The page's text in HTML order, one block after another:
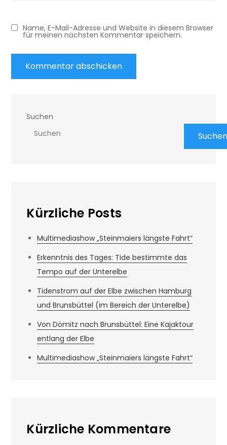
Name, E-Mail-Adresse und Website in diesem Browser
für meinen nächsten Kommentar speichern.
Suchen
Kürzliche Posts
Multimediashow „Steinmaiers längste Fahrt“
Erkenntnis des Tages: Tide bestimmte das
Tempo auf der Unterelbe
Tidenstrom auf der Elbe zwischen Hamburg
und Brunsbüttel (im Bereich der Unterelbe)
Von Dömitz nach Brunsbüttel: Eine Kajaktour
entlang der Elbe
Multimediashow „Steinmaiers längste Fahrt“
Kürzliche Kommentare